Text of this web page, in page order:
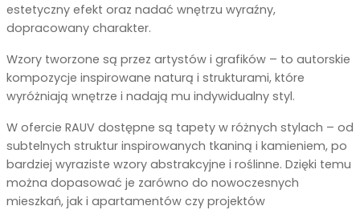
estetyczny efekt oraz nadać wnętrzu wyraźny,
dopracowany charakter.
Wzory tworzone są przez artystów i grafików – to autorskie
kompozycje inspirowane naturą i strukturami, które
wyróżniają wnętrze i nadają mu indywidualny styl.
W ofercie RAUV dostępne są tapety w różnych stylach – od
subtelnych struktur inspirowanych tkaniną i kamieniem, po
bardziej wyraziste wzory abstrakcyjne i roślinne. Dzięki temu
można dopasować je zarówno do nowoczesnych
mieszkań, jak i apartamentów czy projektów